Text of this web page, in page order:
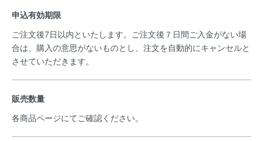
申込有効期限
ご注文後7日以内といたします。ご注文後７日間ご入金がない場
合は、購入の意思がないものとし、注文を自動的にキャンセルと
させていただきます。
販売数量
各商品ページにてご確認ください。